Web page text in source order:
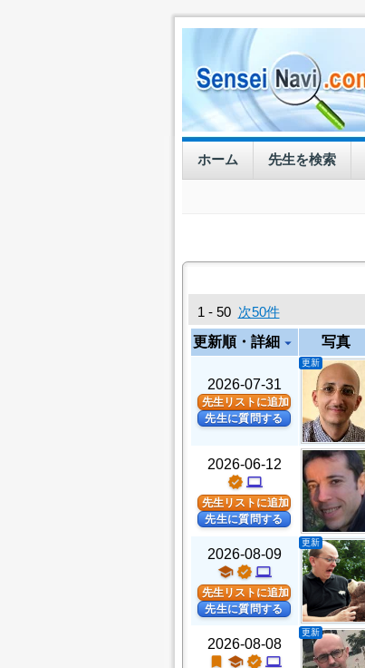
ホーム 先生を検索
1 - 50 次50件
更新順・詳細 arrow_drop_down 写真
2026-07-31
先生リストに追加
先生に質問する
更新
2026-06-12
verified computer
先生リストに追加
先生に質問する
2026-08-09
school verified computer
先生リストに追加
先生に質問する
更新
2026-08-08
turned_in school verified computer
更新